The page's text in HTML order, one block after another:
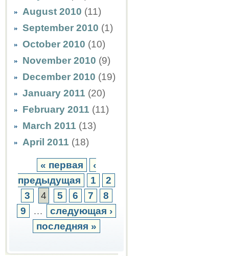
August 2010 (11)
September 2010 (1)
October 2010 (10)
November 2010 (9)
December 2010 (19)
January 2011 (20)
February 2011 (11)
March 2011 (13)
April 2011 (18)
« первая
‹
предыдущая
1
2
3
4 5 6 7
8
9
…
следующая ›
последняя »